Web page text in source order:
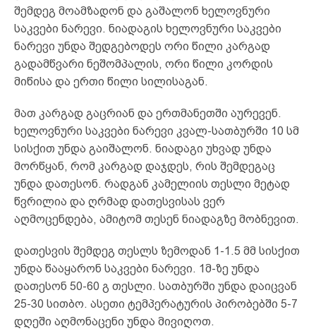
შემდეგ მოამზადონ და გაშალონ ხელოვნური
საკვები ნარევი. ნიადაგის ხელოვნური საკვები
ნარევი უნდა შედგებოდეს ორი წილი კარგად
გადამწვარი ნეშომპალის, ორი წილი კორდის
მიწისა და ერთი წილი სილისაგან.
მათ კარგად გაცრიან და ერთმანეთში აურევენ.
ხელოვნური საკვები ნარევი კვალ-სათბურში 10 სმ
სისქით უნდა გაიშალონ. ნიადაგი უხვად უნდა
მორწყან, რომ კარგად დაჯდეს, რის შემდეგაც
უნდა დათესონ. რადგან კამელიის თესლი მეტად
წვრილია და ღრმად დათესვისას ვერ
აღმოცენდება, ამიტომ თესენ ნიადაგზე მობნევით.
დათესვის შემდეგ თესლს ზემოდან 1-1.5 მმ სისქით
უნდა წააყარონ საკვები ნარევი. 1მ-ზე უნდა
დათესონ 50-60 გ თესლი. სათბურში უნდა დაიცვან
25-30 სითბო. ასეთი ტემპერატურის პირობებში 5-7
დღეში აღმონაცენი უნდა მივიღოთ.